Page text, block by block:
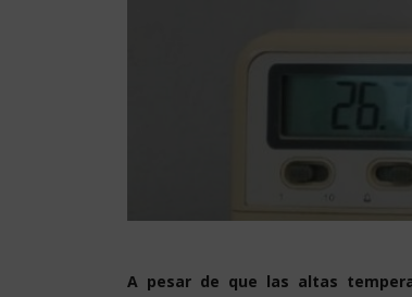
A pesar de que las altas